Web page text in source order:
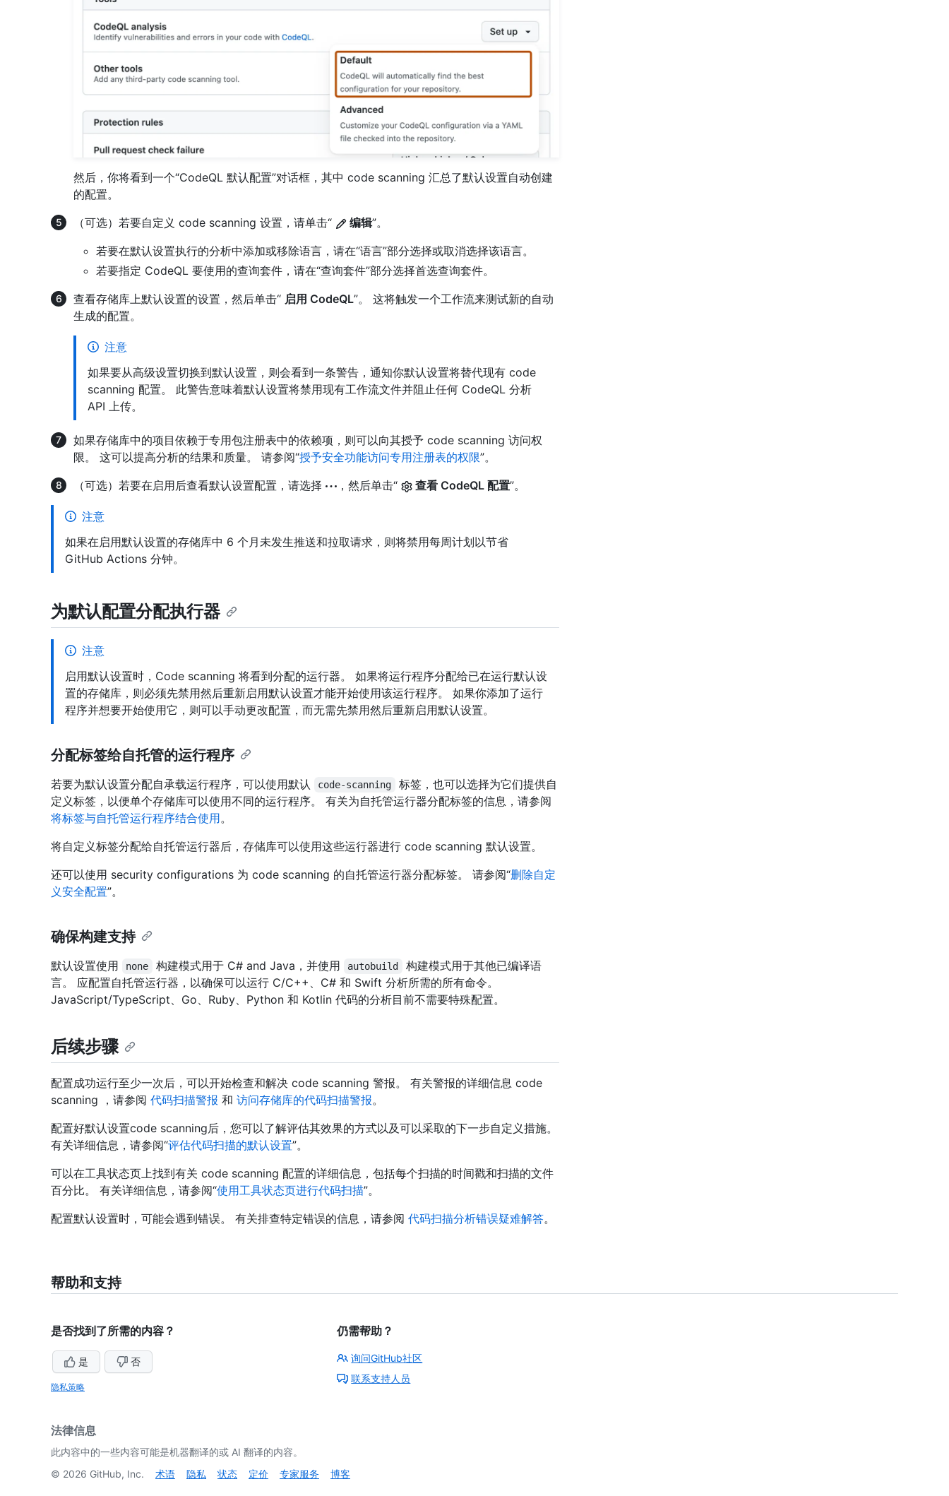
然后，你将看到一个“CodeQL 默认配置”对话框，其中 code scanning 汇总了默认设置自动创建
的配置。
（可选）若要自定义 code scanning 设置，请单击“
编辑”。
若要在默认设置执行的分析中添加或移除语言，请在“语言”部分选择或取消选择该语言。
若要指定 CodeQL 要使用的查询套件，请在“查询套件”部分选择首选查询套件。
查看存储库上默认设置的设置，然后单击“ 启用 CodeQL”。 这将触发一个工作流来测试新的自动
生成的配置。
注意
如果要从高级设置切换到默认设置，则会看到一条警告，通知你默认设置将替代现有 code
scanning 配置。 此警告意味着默认设置将禁用现有工作流文件并阻止任何 CodeQL 分析
API 上传。
如果存储库中的项目依赖于专用包注册表中的依赖项，则可以向其授予 code scanning 访问权
限。 这可以提高分析的结果和质量。 请参阅“授予安全功能访问专用注册表的权限”。
（可选）若要在启用后查看默认设置配置，请选择
，然后单击“ 查看 CodeQL 配置”。
注意
如果在启用默认设置的存储库中 6 个月未发生推送和拉取请求，则将禁用每周计划以节省
GitHub Actions 分钟。
为默认配置分配执行器
注意
启用默认设置时，Code scanning 将看到分配的运行器。 如果将运行程序分配给已在运行默认设
置的存储库，则必须先禁用然后重新启用默认设置才能开始使用该运行程序。 如果你添加了运行
程序并想要开始使用它，则可以手动更改配置，而无需先禁用然后重新启用默认设置。
分配标签给自托管的运行程序
若要为默认设置分配自承载运行程序，可以使用默认 code-scanning
标签，也可以选择为它们提供自
定义标签，以便单个存储库可以使用不同的运行程序。 有关为自托管运行器分配标签的信息，请参阅
将标签与自托管运行程序结合使用。
将自定义标签分配给自托管运行器后，存储库可以使用这些运行器进行 code scanning 默认设置。
还可以使用 security configurations 为 code scanning 的自托管运行器分配标签。 请参阅“删除自定
义安全配置”。
确保构建支持
默认设置使用 none 构建模式用于 C# and Java，并使用 autobuild
构建模式用于其他已编译语
言。 应配置自托管运行器，以确保可以运行 C/C++、C# 和 Swift 分析所需的所有命令。
JavaScript/TypeScript、Go、Ruby、Python 和 Kotlin 代码的分析目前不需要特殊配置。
后续步骤
配置成功运行至少一次后，可以开始检查和解决 code scanning 警报。 有关警报的详细信息 code
scanning ，请参阅 代码扫描警报 和 访问存储库的代码扫描警报。
配置好默认设置code scanning后，您可以了解评估其效果的方式以及可以采取的下一步自定义措施。
有关详细信息，请参阅“评估代码扫描的默认设置”。
可以在工具状态页上找到有关 code scanning 配置的详细信息，包括每个扫描的时间戳和扫描的文件
百分比。 有关详细信息，请参阅“使用工具状态页进行代码扫描”。
配置默认设置时，可能会遇到错误。 有关排查特定错误的信息，请参阅 代码扫描分析错误疑难解答。
帮助和支持
是否找到了所需的内容？
是 否
隐私策略
仍需帮助？
询问GitHub社区
联系支持人员
法律信息
此内容中的一些内容可能是机器翻译的或 AI 翻译的内容。
© 2026 GitHub, Inc. 术语 隐私 状态 定价 专家服务 博客